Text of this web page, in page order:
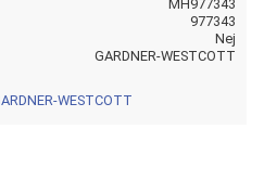
MH977343
977343
Nej
GARDNER-WESTCOTT
WESTCOTT